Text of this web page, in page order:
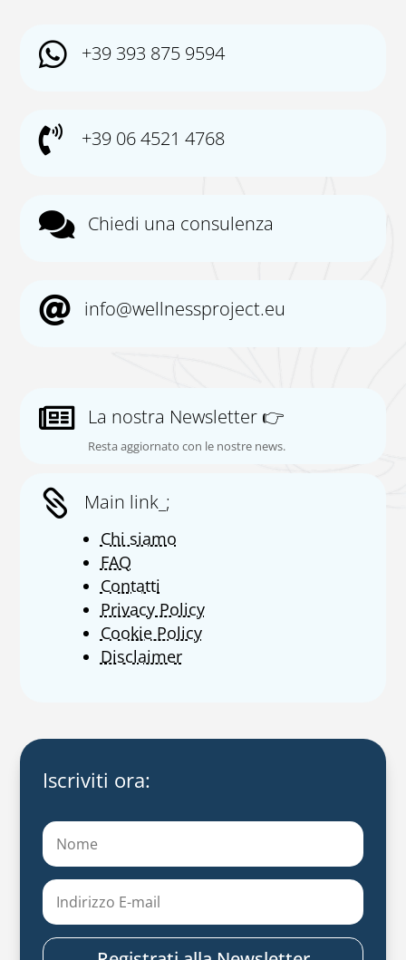
 +39 393 875 9594
 +39 06 4521 4768
 Chiedi una consulenza
 info@wellnessproject.eu
 La nostra Newsletter 👉
Resta aggiornato con le nostre news.
 Main link_;
Chi siamo
FAQ
Contatti
Privacy Policy
Cookie Policy
Disclaimer
Iscriviti ora: